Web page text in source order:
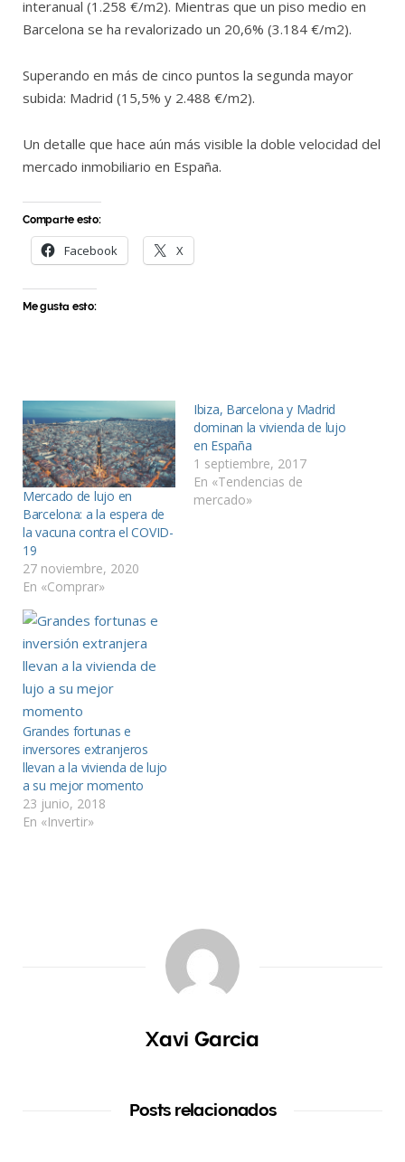
interanual (1.258 €/m2). Mientras que un piso medio en
Barcelona se ha revalorizado un 20,6% (3.184 €/m2).
Superando en más de cinco puntos la segunda mayor
subida: Madrid (15,5% y 2.488 €/m2).
Un detalle que hace aún más visible la doble velocidad del
mercado inmobiliario en España.
Comparte esto:
Facebook X
Me gusta esto:
Mercado de lujo en
Barcelona: a la espera de
la vacuna contra el COVID-
19
27 noviembre, 2020
En «Comprar»
Ibiza, Barcelona y Madrid
dominan la vivienda de lujo
en España
1 septiembre, 2017
En «Tendencias de
mercado»
Grandes fortunas e
inversores extranjeros
llevan a la vivienda de lujo
a su mejor momento
23 junio, 2018
En «Invertir»
Xavi Garcia
Posts relacionados